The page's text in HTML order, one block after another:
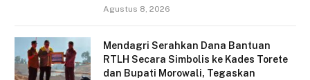
Agustus 8, 2026
Mendagri Serahkan Dana Bantuan
RTLH Secara Simbolis ke Kades Torete
dan Bupati Morowali, Tegaskan